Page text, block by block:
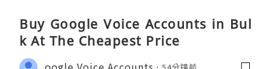
Buy Google Voice Accounts in Bul
k At The Cheapest Price